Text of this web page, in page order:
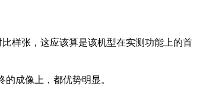
样张，这应该算是该机型在实测功能上的首
成像上，都优势明显。